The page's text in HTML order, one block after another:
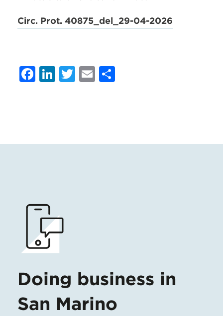
Circ. Prot. 40875_del_29-04-2026
Facebook
LinkedIn
Twitter
Email
Doing business in
San Marino